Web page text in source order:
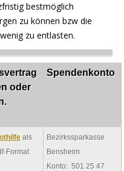
bestmöglich
zu können bzw die
zu entlasten.
oder
Spendenkonto
als
Format
Bezirkssparkasse
Bensheim
Konto: 501 25 47